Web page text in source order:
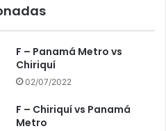
F – Panamá Metro vs
Chiriquí
02/07/2022
F – Chiriquí vs Panamá
Metro